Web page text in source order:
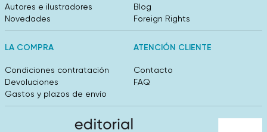
Autores e ilustradores
Novedades
Blog
Foreign Rights
LA COMPRA
Condiciones contratación
Devoluciones
Gastos y plazos de envío
ATENCIÓN CLIENTE
Contacto
FAQ